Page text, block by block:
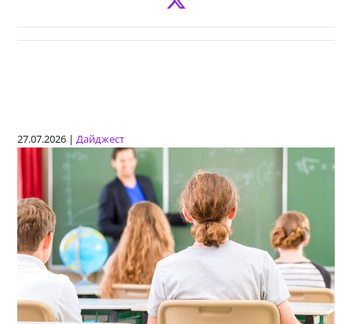
27.07.2026 |Дайджест